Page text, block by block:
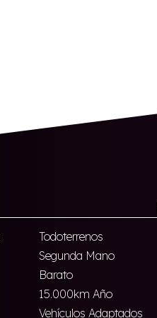
Todoterrenos
Segunda Mano
Barato
15.000km Año
Vehículos Adaptados